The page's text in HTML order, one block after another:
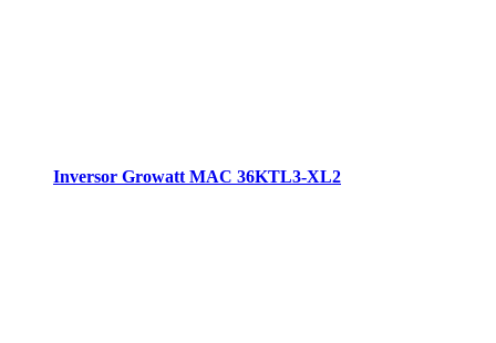
Inversor Growatt MAC 36KTL3-XL2